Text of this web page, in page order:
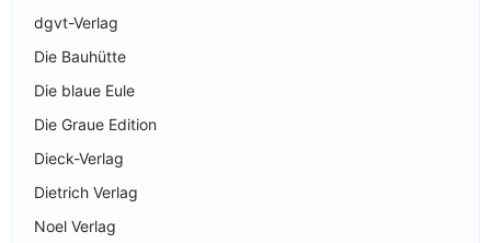
dgvt-Verlag
Die Bauhütte
Die blaue Eule
Die Graue Edition
Dieck-Verlag
Dietrich Verlag
Noel Verlag